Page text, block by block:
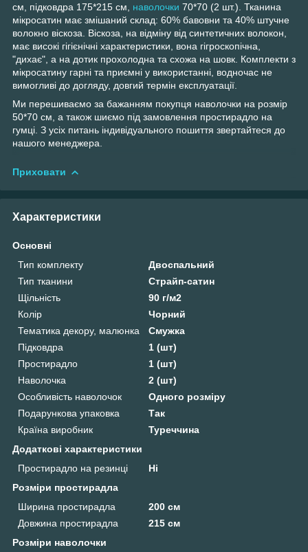
см, підковдра 175*215 см, наволочки 70*70 (2 шт.). Тканина
мікросатин має змішаний склад: 60% бавовни та 40% штучне
волокно віскоза. Віскоза, на відміну від синтетичних волокон,
має високі гігієнічні характеристики, вона гігроскопічна,
"дихає", а на дотик прохолодна та схожа на шовк. Комплекти з
мікросатину гарні та приємні у використанні, водночас не
вимогливі до догляду, довгий термін експлуатації.
Ми перешиваємо за бажанням покупця наволочки на розмір
50*70 см, а також шиємо під замовлення простирадло на
гумці. З усіх питань індивідуального пошиття звертайтеся до
нашого менеджера.
Приховати
Характеристики
Основні
Тип комплекту
Двоспальний
Тип тканини
Страйп-сатин
Щільність
90 г/м2
Колір
Чорний
Тематика декору, малюнка
Смужка
Підковдра
1 (шт)
Простирадло
1 (шт)
Наволочка
2 (шт)
Особливість наволочок
Одного розміру
Подарункова упаковка
Так
Країна виробник
Туреччина
Додаткові характеристики
Простирадло на резинці
Ні
Розміри простирадла
Ширина простирадла
200 см
Довжина простирадла
215 см
Розміри наволочки